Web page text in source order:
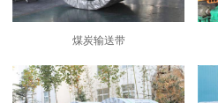
煤炭输送带